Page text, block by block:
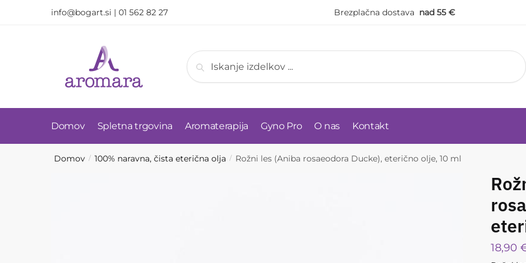
info@bogart.si | 01 562 82 27 Brezplačna dostava nad 55 €
Išči:
Iskanje
Domov Spletna trgovina Aromaterapija Gyno Pro O nas Kontakt
Domov / 100% naravna, čista eterična olja / Rožni les (Aniba rosaeodora Ducke), eterično olje, 10 ml
18,90